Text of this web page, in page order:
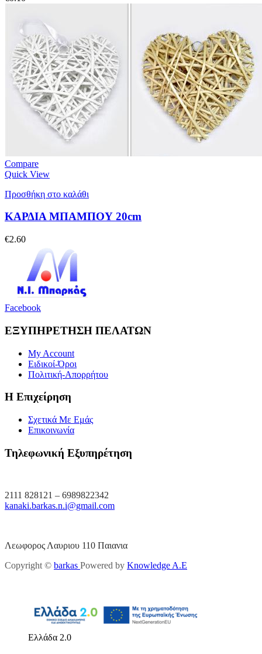
Compare
Quick View
Προσθήκη στο καλάθι
ΚΑΡΔΙΑ ΜΠΑΜΠΟΥ 20cm
€2.60
Facebook
ΕΞΥΠΗΡΕΤΗΣΗ ΠΕΛΑΤΩΝ
My Account
Ειδικοί-Όροι
Πολιτική-Απορρήτου
Η Επιχείρηση
Σχετικά Με Εμάς
Επικοινωνία
Τηλεφωνική Εξυπηρέτηση
2111 828121 – 6989822342
kanaki.barkas.n.i@gmail.com
Λεωφορος Λαυριου 110 Παιανια
Copyright © barkas Powered by Knowledge A.E
Ελλάδα 2.0